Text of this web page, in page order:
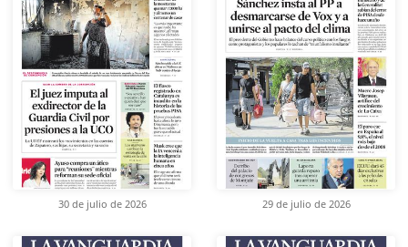
30 de julio de 2026 29 de julio de 2026